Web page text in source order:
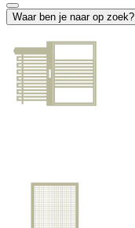
Waar ben je naar op zoek?